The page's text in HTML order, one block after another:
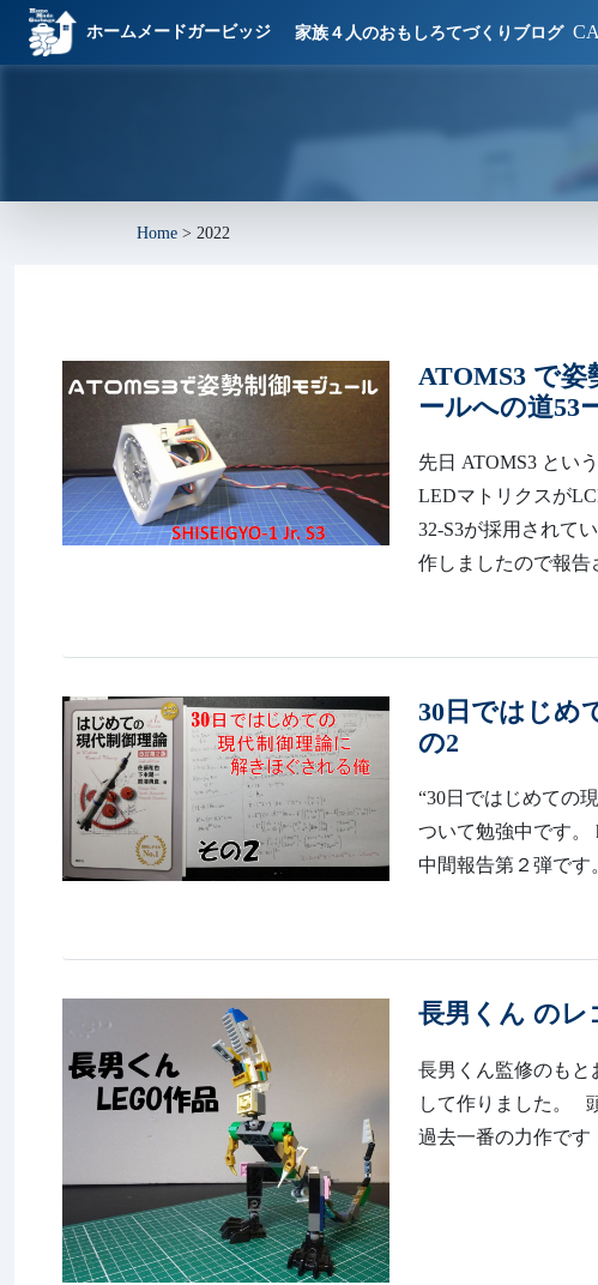
ホームメードガービッジ 家族４人のおもしろてづくりブログ
Home > 2022
ATOMS3 で
ールへの道53
先日 ATOMS3 とい
LEDマトリクスが
32-S3が採用されて
作しましたので報告
30日ではじめ
の2
“30日ではじめての
ついて勉強中です。
中間報告第２弾で
長男くん のレ
長男くん監修のも
して作りました。
過去一番の力作です